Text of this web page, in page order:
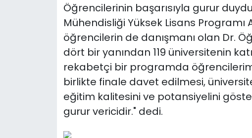
Öğrencilerinin başarısıyla gurur
Mühendisliği Yüksek Lisans Programı
öğrencilerin de danışmanı olan Dr.
dört bir yanından 119 üniversitenin
rekabetçi bir programda
birlikte finale davet edilmesi,
eğitim kalitesini ve potansiyelini
gurur vericidir." dedi.